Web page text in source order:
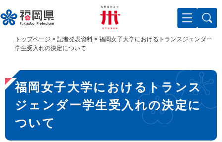
ー
ジ
す
。
ニ
ュ
し
て
トップページ > 記者発表資料 > 福岡女子大学におけるトランスジェンダー
学生受入れの決定について
本
文
福岡女子大学におけるトランス
ジェンダー学生受入れの決定に
ついて